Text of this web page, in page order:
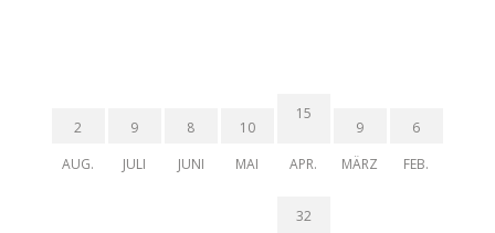
2
AUG.
9
JULI
8
JUNI
10
MAI
15
APR.
9
MÄRZ
6
FEB.
32